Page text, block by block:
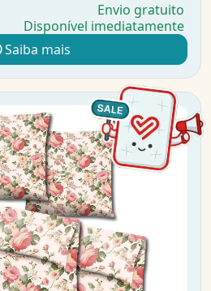
Envio gratuito
Disponível imediatamente
Saiba mais